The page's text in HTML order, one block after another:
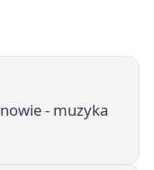
- muzyka